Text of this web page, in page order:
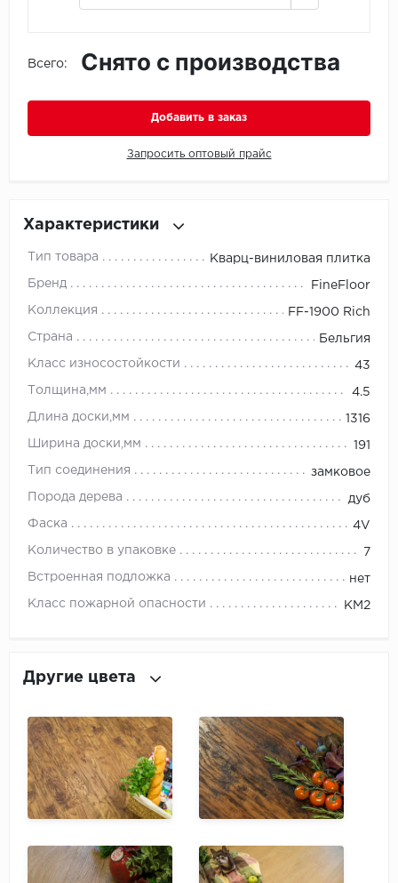
No brand
Pergo
Quality Flooring
Smartprofile
SPC Alta Step
SPC Flooring
SPC Ideal Flooring
SPC Kronostep
SPC Promo
Всего: Снято с производства
Добавить в заказ
Запросить оптовый прайс
Характеристики
Тип товара Кварц-виниловая плитка
Бренд FineFloor
Коллекция FF-1900 Rich
Страна Бельгия
Класс износостойкости 43
Толщина,мм 4.5
Длина доски,мм 1316
Ширина доски,мм 191
Тип соединения замковое
Порода дерева дуб
Фаска 4V
Количество в упаковке 7
Встроенная подложка нет
Класс пожарной опасности КМ2
Другие цвета